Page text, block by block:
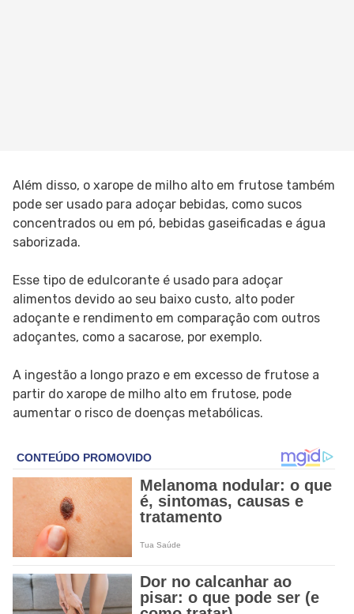
Além disso, o xarope de milho alto em frutose também
pode ser usado para adoçar bebidas, como sucos
concentrados ou em pó, bebidas gaseificadas e água
saborizada.
Esse tipo de edulcorante é usado para adoçar
alimentos devido ao seu baixo custo, alto poder
adoçante e rendimento em comparação com outros
adoçantes, como a sacarose, por exemplo.
A ingestão a longo prazo e em excesso de frutose a
partir do xarope de milho alto em frutose, pode
aumentar o risco de doenças metabólicas.